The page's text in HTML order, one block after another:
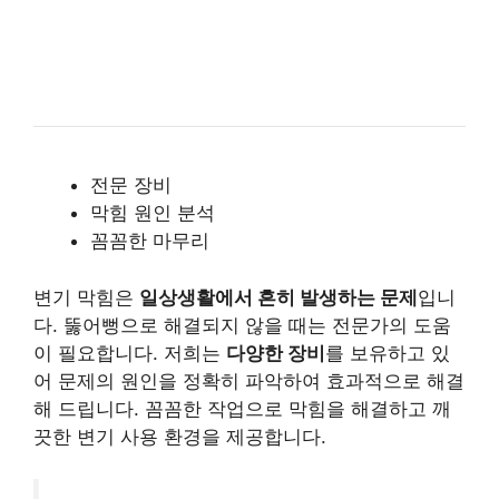
전문 장비
막힘 원인 분석
꼼꼼한 마무리
변기 막힘은 일상생활에서 흔히 발생하는 문제입니
다. 뚫어뻥으로 해결되지 않을 때는 전문가의 도움
이 필요합니다. 저희는 다양한 장비를 보유하고 있
어 문제의 원인을 정확히 파악하여 효과적으로 해결
해 드립니다. 꼼꼼한 작업으로 막힘을 해결하고 깨
끗한 변기 사용 환경을 제공합니다.